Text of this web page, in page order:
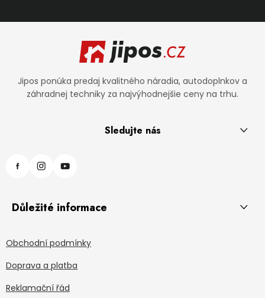
Jipos ponúka predaj kvalitného náradia, autodoplnkov a
záhradnej techniky za najvýhodnejšie ceny na trhu.
Sledujte nás
Důležité informace
Obchodní podmínky
Doprava a platba
Reklamační řád